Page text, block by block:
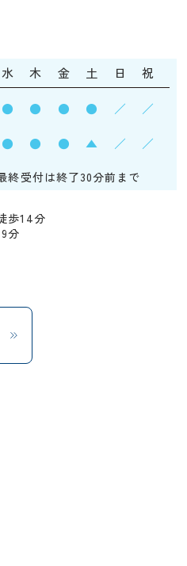
水 木 金 土 日 祝
● ● ● ● ／ ／
● ● ● ▲ ／ ／
受付は終了30分前まで
歩14分
分